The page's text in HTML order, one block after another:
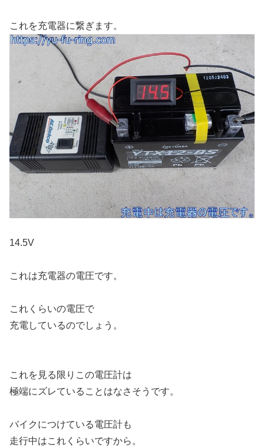
これを充電器に繋ぎます。
14.5V
これは充電器の電圧です。
これくらいの電圧で
充電しているのでしょう。
これを見る限りこの電圧計は
極端にズレていることはなさそうです。
バイクにつけている電圧計も
走行中はこれくらいですから。